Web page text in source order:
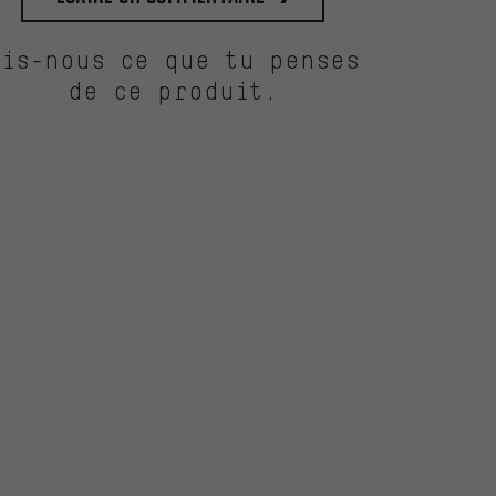
nous ce que tu penses
de ce produit.